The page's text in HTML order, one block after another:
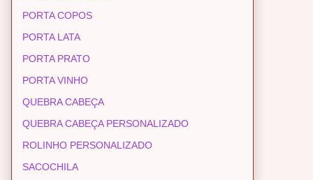
PORTA COPOS
PORTA LATA
PORTA PRATO
PORTA VINHO
QUEBRA CABEÇA
QUEBRA CABEÇA PERSONALIZADO
ROLINHO PERSONALIZADO
SACOCHILA